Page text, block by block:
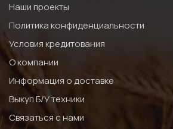
Наши проекты
Политика конфиденциальности
Условия кредитования
О компании
Информация о доставке
Выкуп Б/У техники
Связаться с нами